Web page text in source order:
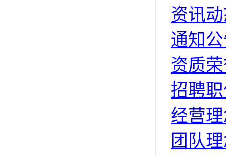
资讯
通知
资质
招聘
经营
团队